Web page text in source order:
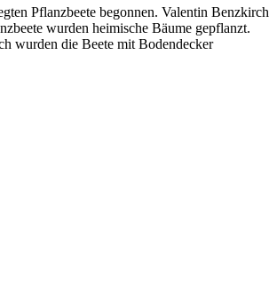
Pflanzbeete begonnen. Valentin Benzkirch
wurden heimische Bäume gepflanzt.
wurden die Beete mit Bodendecker